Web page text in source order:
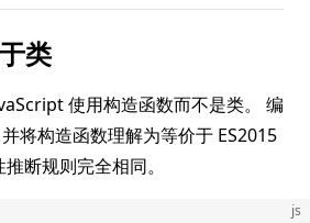
类
使用构造函数而不是类。 编
将构造函数理解为等价于 ES2015
断规则完全相同。
js